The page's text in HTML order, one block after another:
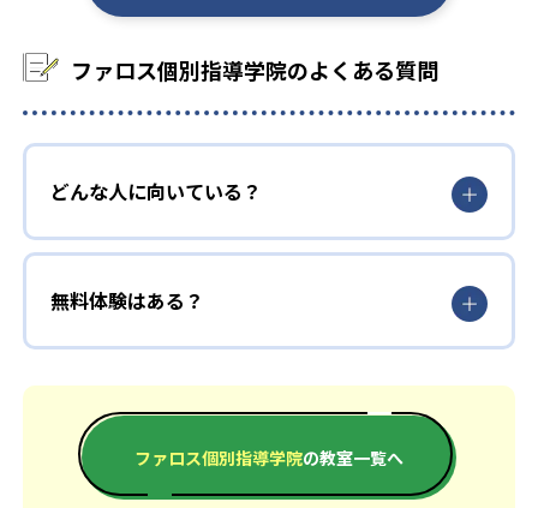
近畿大学 376 甲南大学 28
他、多数合格
ファロス個別指導学院のよくある質問
どんな人に向いている？
無料体験はある？
ファロス個別指導学院の教室一覧へ